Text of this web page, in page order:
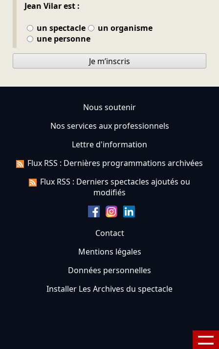
Jean Vilar est :
un spectacle
un organisme
une personne
Je m’inscris
Nous soutenir
Nos services aux professionnels
Lettre d'information
Flux RSS : Dernières programmations archivées
Flux RSS : Derniers spectacles ajoutés ou
modifiés
Contact
Mentions légales
Données personnelles
Installer Les Archives du spectacle